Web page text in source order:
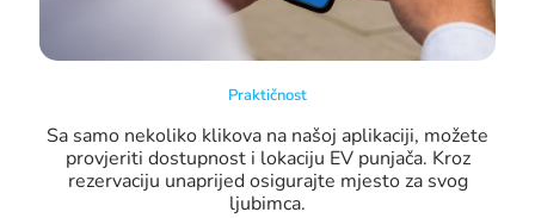
Praktičnost
Sa samo nekoliko klikova na našoj aplikaciji, možete
provjeriti dostupnost i lokaciju EV punjača. Kroz
rezervaciju unaprijed osigurajte mjesto za svog
ljubimca.